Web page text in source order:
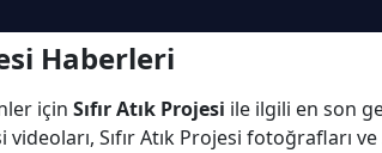
Artvin
Haberleri
için Sıfır Atık Projesi ile ilgili en son
Sıfır Atık Projesi fotoğrafları